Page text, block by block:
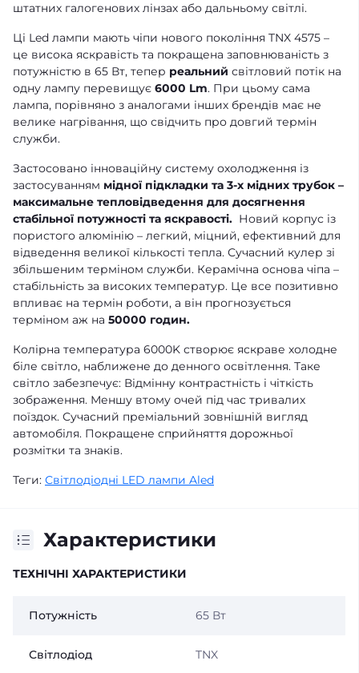
штатних галогенових лінзах або дальньому світлі.
Ці Led лампи мають чіпи нового покоління TNX 4575 –
це висока яскравість та покращена заповнюваність з
потужністю в 65 Вт, тепер реальний світловий потік на
одну лампу перевищує 6000 Lm. При цьому сама
лампа, порівняно з аналогами інших брендів має не
велике нагрівання, що свідчить про довгий термін
служби.
Застосовано інноваційну систему охолодження із
застосуванням мідної підкладки та 3-х мідних трубок –
максимальне тепловідведення для досягнення
стабільної потужності та яскравості. Новий корпус із
пористого алюмінію – легкий, міцний, ефективний для
відведення великої кількості тепла. Сучасний кулер зі
збільшеним терміном служби. Керамічна основа чіпа –
стабільність за високих температур. Це все позитивно
впливає на термін роботи, а він прогнозується
терміном аж на 50000 годин.
Колірна температура 6000K створює яскраве холодне
біле світло, наближене до денного освітлення. Таке
світло забезпечує: Відмінну контрастність і чіткість
зображення. Меншу втому очей під час тривалих
поїздок. Сучасний преміальний зовнішній вигляд
автомобіля. Покращене сприйняття дорожньої
розмітки та знаків.
Теги: Світлодіодні LED лампи Aled
Характеристики
ТЕХНІЧНІ ХАРАКТЕРИСТИКИ
Потужність 65 Вт
Світлодіод TNX